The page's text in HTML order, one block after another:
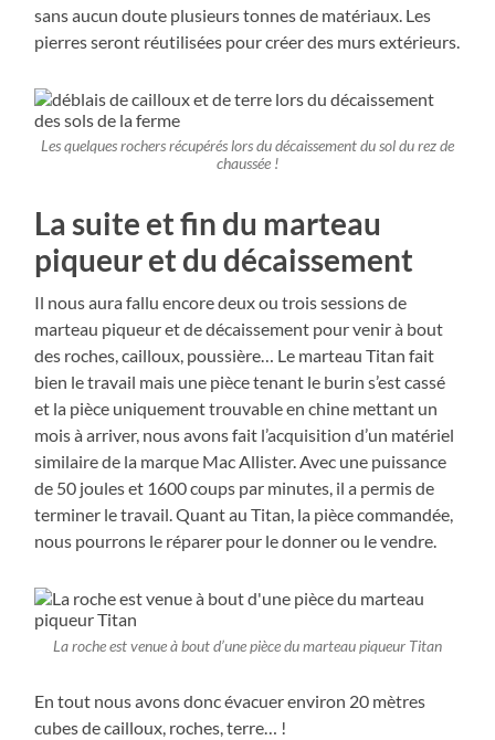
sans aucun doute plusieurs tonnes de matériaux. Les
pierres seront réutilisées pour créer des murs extérieurs.
Les quelques rochers récupérés lors du décaissement du sol du rez de
chaussée !
La suite et fin du marteau
piqueur et du décaissement
Il nous aura fallu encore deux ou trois sessions de
marteau piqueur et de décaissement pour venir à bout
des roches, cailloux, poussière… Le marteau Titan fait
bien le travail mais une pièce tenant le burin s’est cassé
et la pièce uniquement trouvable en chine mettant un
mois à arriver, nous avons fait l’acquisition d’un matériel
similaire de la marque Mac Allister. Avec une puissance
de 50 joules et 1600 coups par minutes, il a permis de
terminer le travail. Quant au Titan, la pièce commandée,
nous pourrons le réparer pour le donner ou le vendre.
La roche est venue à bout d’une pièce du marteau piqueur Titan
En tout nous avons donc évacuer environ 20 mètres
cubes de cailloux, roches, terre… !